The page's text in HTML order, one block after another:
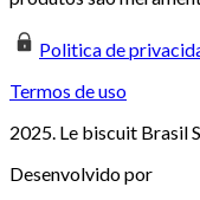
Politica de
Termos de uso
2025. Le biscuit Brasil
Desenvolvido por